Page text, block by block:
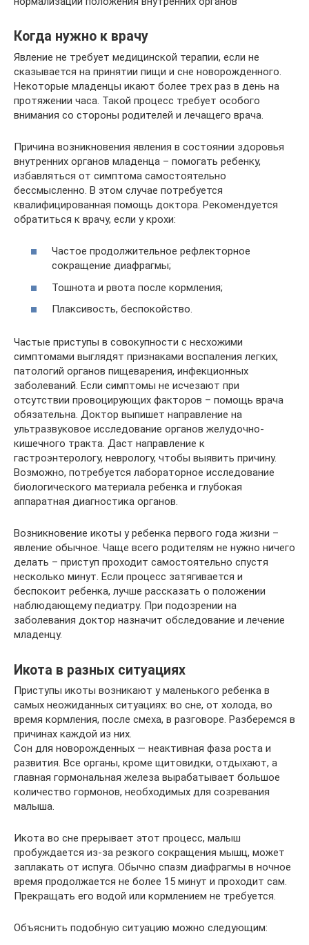
Когда нужно к врачу
Явление не требует медицинской терапии, если не
сказывается на принятии пищи и сне новорожденного.
Некоторые младенцы икают более трех раз в день на
протяжении часа. Такой процесс требует особого
внимания со стороны родителей и лечащего врача.
Причина возникновения явления в состоянии здоровья
внутренних органов младенца – помогать ребенку,
избавляться от симптома самостоятельно
бессмысленно. В этом случае потребуется
квалифицированная помощь доктора. Рекомендуется
обратиться к врачу, если у крохи:
Частое продолжительное рефлекторное
сокращение диафрагмы;
Тошнота и рвота после кормления;
Плаксивость, беспокойство.
Частые приступы в совокупности с несхожими
симптомами выглядят признаками воспаления легких,
патологий органов пищеварения, инфекционных
заболеваний. Если симптомы не исчезают при
отсутствии провоцирующих факторов – помощь врача
обязательна. Доктор выпишет направление на
ультразвуковое исследование органов желудочно-
кишечного тракта. Даст направление к
гастроэнтерологу, неврологу, чтобы выявить причину.
Возможно, потребуется лабораторное исследование
биологического материала ребенка и глубокая
аппаратная диагностика органов.
Возникновение икоты у ребенка первого года жизни –
явление обычное. Чаще всего родителям не нужно ничего
делать – приступ проходит самостоятельно спустя
несколько минут. Если процесс затягивается и
беспокоит ребенка, лучше рассказать о положении
наблюдающему педиатру. При подозрении на
заболевания доктор назначит обследование и лечение
младенцу.
Икота в разных ситуациях
Приступы икоты возникают у маленького ребенка в
самых неожиданных ситуациях: во сне, от холода, во
время кормления, после смеха, в разговоре. Разберемся в
причинах каждой из них.
Сон для новорожденных — неактивная фаза роста и
развития. Все органы, кроме щитовидки, отдыхают, а
главная гормональная железа вырабатывает большое
количество гормонов, необходимых для созревания
малыша.
Икота во сне прерывает этот процесс, малыш
пробуждается из-за резкого сокращения мышц, может
заплакать от испуга. Обычно спазм диафрагмы в ночное
время продолжается не более 15 минут и проходит сам.
Прекращать его водой или кормлением не требуется.
Объяснить подобную ситуацию можно следующим: